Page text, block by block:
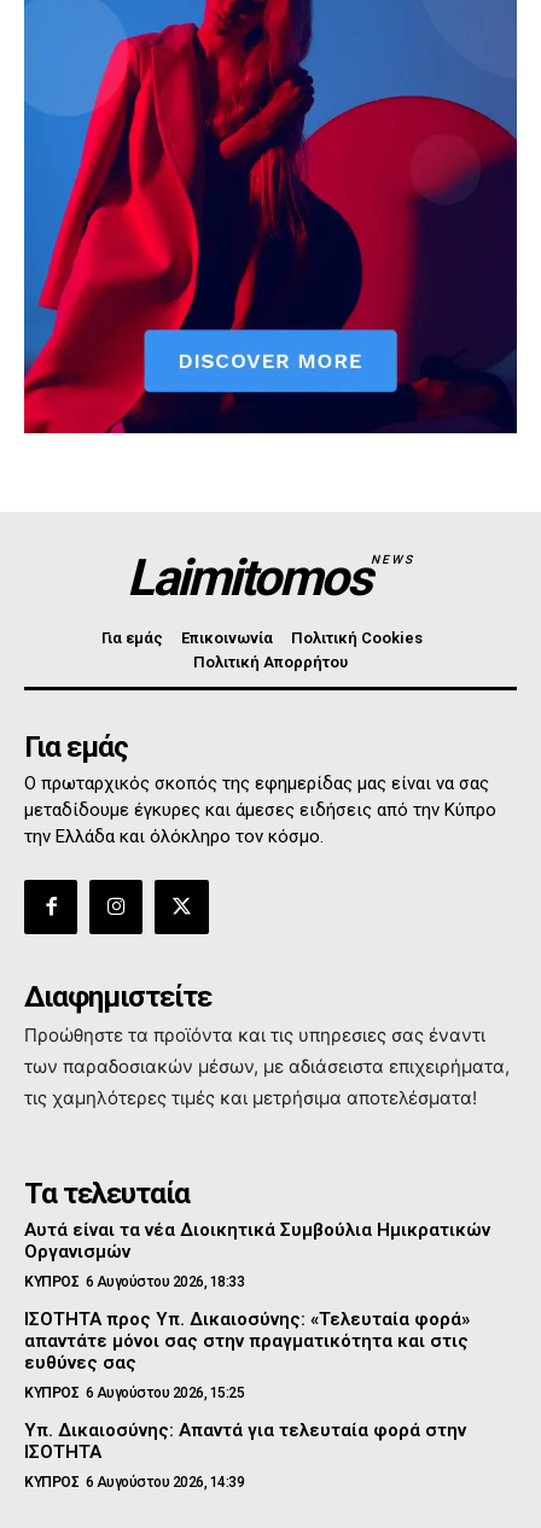
LaimitomosNEWS
Για εμάς Επικοινωνία
Πολιτική Cookies
Πολιτική Απορρήτου
Για εμάς
Ο πρωταρχικός σκοπός της εφημερίδας μας είναι να σας
μεταδίδουμε έγκυρες και άμεσες ειδήσεις από την Κύπρο
την Ελλάδα και όλόκληρο τον κόσμο.
Διαφημιστείτε
Προώθηστε τα προϊόντα και τις υπηρεσιες σας έναντι
των παραδοσιακών μέσων, με αδιάσειστα επιχειρήματα,
τις χαμηλότερες τιμές και μετρήσιμα αποτελέσματα!
Τα τελευταία
Αυτά είναι τα νέα Διοικητικά Συμβούλια Ημικρατικών
Οργανισμών
ΚΥΠΡΟΣ 6 Αυγούστου 2026, 18:33
ΙΣΟΤΗΤΑ προς Υπ. Δικαιοσύνης: «Τελευταία φορά»
απαντάτε μόνοι σας στην πραγματικότητα και στις
ευθύνες σας
ΚΥΠΡΟΣ 6 Αυγούστου 2026, 15:25
Υπ. Δικαιοσύνης: Απαντά για τελευταία φορά στην
ΙΣΟΤΗΤΑ
ΚΥΠΡΟΣ 6 Αυγούστου 2026, 14:39